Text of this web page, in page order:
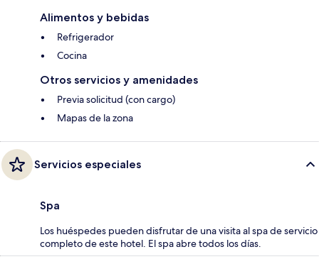
Alimentos y bebidas
Refrigerador
Cocina
Otros servicios y amenidades
Previa solicitud (con cargo)
Mapas de la zona
Servicios especiales
Spa
Los huéspedes pueden disfrutar de una visita al spa de servicio
completo de este hotel. El spa abre todos los días.